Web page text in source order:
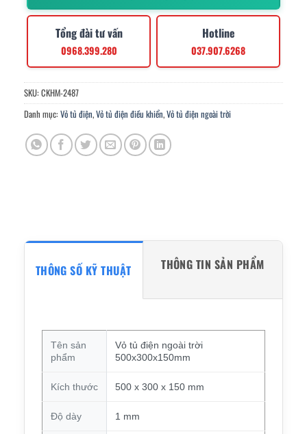
Tổng đài tư vấn
0968.399.280
Hotline
037.907.6268
SKU: CKHM-2487
Danh mục: Vỏ tủ điện,Vỏ tủ điện điều khiển,Vỏ tủ điện ngoài trời
THÔNG SỐ KỸ THUẬT THÔNG TIN SẢN PHẨM
Tên sản
phẩm
Vỏ tủ điện ngoài trời
500x300x150mm
Kích thước 500 x 300 x 150 mm
Độ dày 1 mm